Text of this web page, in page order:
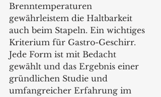
Brenntemperaturen
gewährleistem die Haltbarkeit
auch beim Stapeln. Ein wichtiges
Kriterium für Gastro-Geschirr.
Jede Form ist mit Bedacht
gewählt und das Ergebnis einer
gründlichen Studie und
umfangreicher Erfahrung im